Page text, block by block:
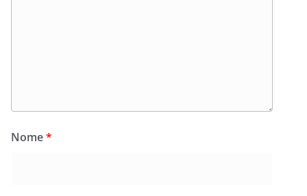
Nome*